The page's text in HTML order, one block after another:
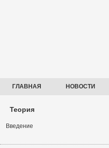
ГЛАВНАЯ НОВОСТИ
Теория
Введение